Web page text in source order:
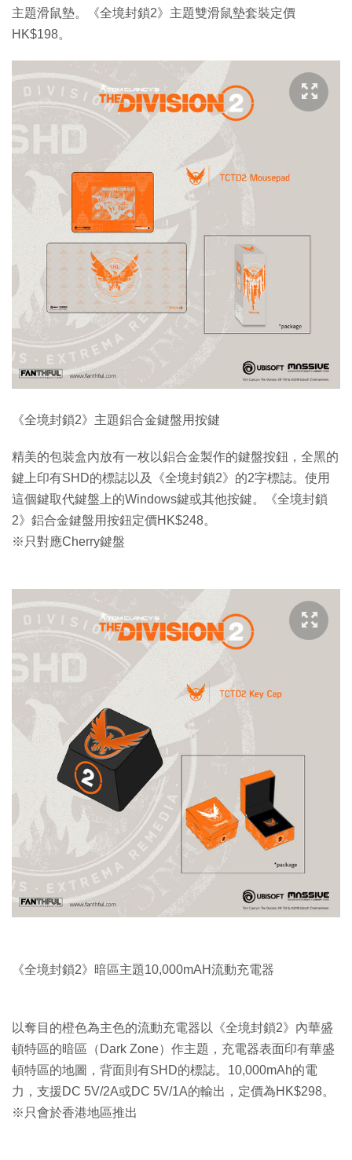
主題滑鼠墊。《全境封鎖2》主題雙滑鼠墊套裝定價
HK$198。
《全境封鎖2》主題鋁合金鍵盤用按鍵
精美的包裝盒內放有一枚以鋁合金製作的鍵盤按鈕，全黑的
鍵上印有SHD的標誌以及《全境封鎖2》的2字標誌。使用
這個鍵取代鍵盤上的Windows鍵或其他按鍵。《全境封鎖
2》鋁合金鍵盤用按鈕定價HK$248。
※只對應Cherry鍵盤
《全境封鎖2》暗區主題10,000mAH流動充電器
以奪目的橙色為主色的流動充電器以《全境封鎖2》內華盛
頓特區的暗區（Dark Zone）作主題，充電器表面印有華盛
頓特區的地圖，背面則有SHD的標誌。10,000mAh的電
力，支援DC 5V/2A或DC 5V/1A的輸出，定價為HK$298。
※只會於香港地區推出